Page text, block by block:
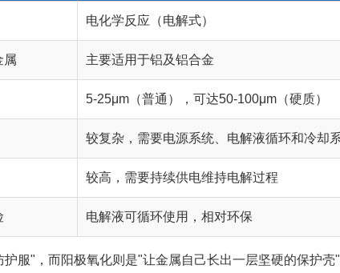
电化学反应（电解式）
属 主要适用于铝及铝合金
5-25μm（普通），可达50-100μm（硬质）
较复杂，需要电源系统、电解液循环和冷却
较高，需要持续供电维持电解过程
电解液可循环使用，相对环保
服"，而阳极氧化则是"让金属自己长出一层坚硬的保护壳